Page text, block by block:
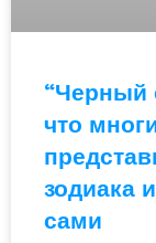
“Черный
что
зодиака
сами